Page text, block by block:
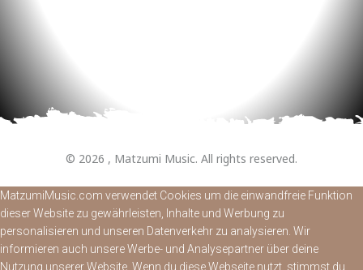
© 2026 , Matzumi Music. All rights reserved.
MatzumiMusic.com verwendet Cookies um die einwandfreie Funktion
dieser Website zu gewährleisten, Inhalte und Werbung zu
personalisieren und unseren Datenverkehr zu analysieren. Wir
informieren auch unsere Werbe- und Analysepartner über deine
Nutzung unserer Website. Wenn du diese Webseite nutzt, stimmst du